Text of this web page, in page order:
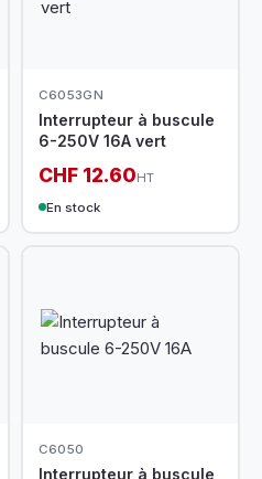
C6053GN
Interrupteur à buscule
6-250V 16A vert
CHF 12.60HT
En stock
C6050
Interrupteur à buscule